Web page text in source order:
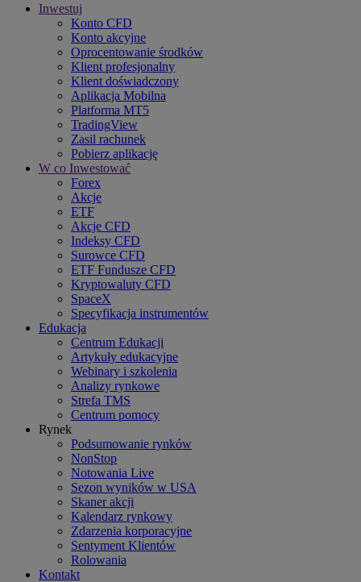
Inwestuj
Konto CFD
Konto akcyjne
Oprocentowanie środków
Klient profesjonalny
Klient doświadczony
Aplikacja Mobilna
Platforma MT5
TradingView
Zasil rachunek
Pobierz aplikację
W co Inwestować
Forex
Akcje
ETF
Akcje CFD
Indeksy CFD
Surowce CFD
ETF Fundusze CFD
Kryptowaluty CFD
SpaceX
Specyfikacja instrumentów
Edukacja
Centrum Edukacji
Artykuły edukacyjne
Webinary i szkolenia
Analizy rynkowe
Strefa TMS
Centrum pomocy
Rynek
Podsumowanie rynków
NonStop
Notowania Live
Sezon wyników w USA
Skaner akcji
Kalendarz rynkowy
Zdarzenia korporacyjne
Sentyment Klientów
Rolowania
Kontakt